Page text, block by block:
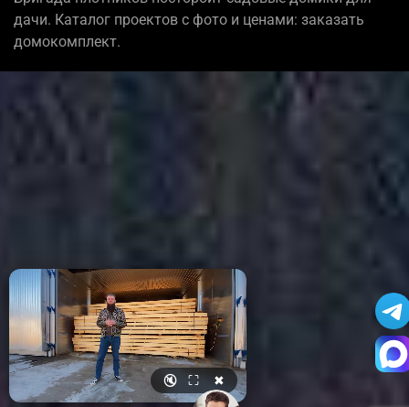
дачи. Каталог проектов с фото и ценами: заказать
домокомплект.
🔇 ⛶ ✖